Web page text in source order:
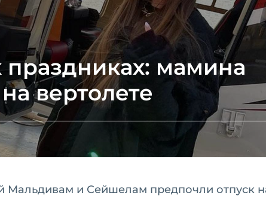
мамина
вертолете
Мальдивам и Сейшелам предпочли отпуск